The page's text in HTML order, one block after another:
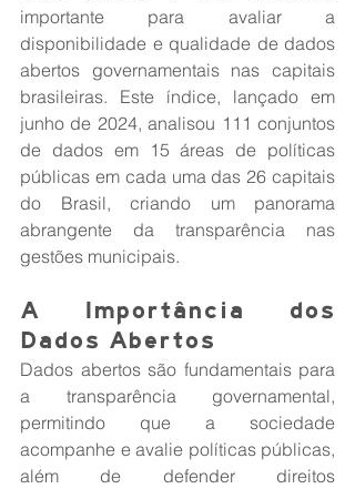
importante para avaliar a
disponibilidade e qualidade de dados
abertos governamentais nas capitais
brasileiras. Este índice, lançado em
junho de 2024, analisou 111 conjuntos
de dados em 15 áreas de políticas
públicas em cada uma das 26 capitais
do Brasil, criando um panorama
abrangente da transparência nas
gestões municipais.
A Importância dos
Dados Abertos
Dados abertos são fundamentais para
a transparência governamental,
permitindo que a sociedade
acompanhe e avalie políticas públicas,
além de defender direitos